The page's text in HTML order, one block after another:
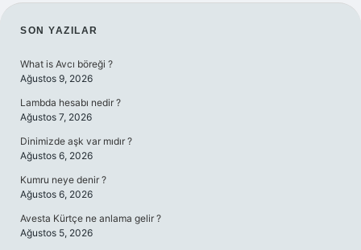
SIDEBAR
SON YAZILAR
What is Avcı böreği ?
Ağustos 9, 2026
Lambda hesabı nedir ?
Ağustos 7, 2026
Dinimizde aşk var mıdır ?
Ağustos 6, 2026
Kumru neye denir ?
Ağustos 6, 2026
Avesta Kürtçe ne anlama gelir ?
Ağustos 5, 2026